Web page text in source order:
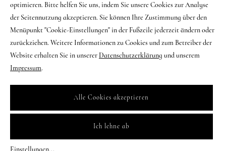
optimieren. Bitte helfen Sie uns, indem Sie unsere Cookies zur Analyse
der Seitennutzung akzeptieren. Sie können Ihre Zustimmung über den
Menüpunkt "Cookie-Einstellungen" in der Fußzeile jederzeit ändern oder
zurückziehen. Weitere Informationen zu Cookies und zum Betreiber der
Website erhalten Sie in unsererDatenschutzerklärung und unserem
Impressum.
Einstellungen...
Ich lehne ab
Alle Cookies akzeptieren